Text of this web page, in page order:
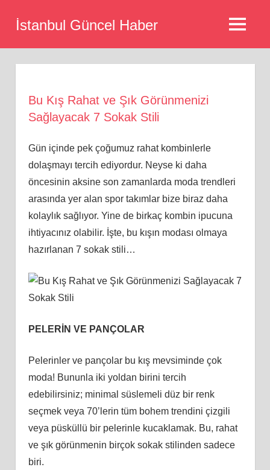
İstanbul Güncel Haber MENU
Bu Kış Rahat ve Şık Görünmenizi
Sağlayacak 7 Sokak Stili
Gün içinde pek çoğumuz rahat kombinlerle
dolaşmayı tercih ediyordur. Neyse ki daha
öncesinin aksine son zamanlarda moda trendleri
arasında yer alan spor takımlar bize biraz daha
kolaylık sağlıyor. Yine de birkaç kombin ipucuna
ihtiyacınız olabilir. İşte, bu kışın modası olmaya
hazırlanan 7 sokak stili…
PELERİN VE PANÇOLAR
Pelerinler ve pançolar bu kış mevsiminde çok
moda! Bununla iki yoldan birini tercih
edebilirsiniz; minimal süslemeli düz bir renk
seçmek veya 70’lerin tüm bohem trendini çizgili
veya püsküllü bir pelerinle kucaklamak. Bu, rahat
ve şık görünmenin birçok sokak stilinden sadece
biri.